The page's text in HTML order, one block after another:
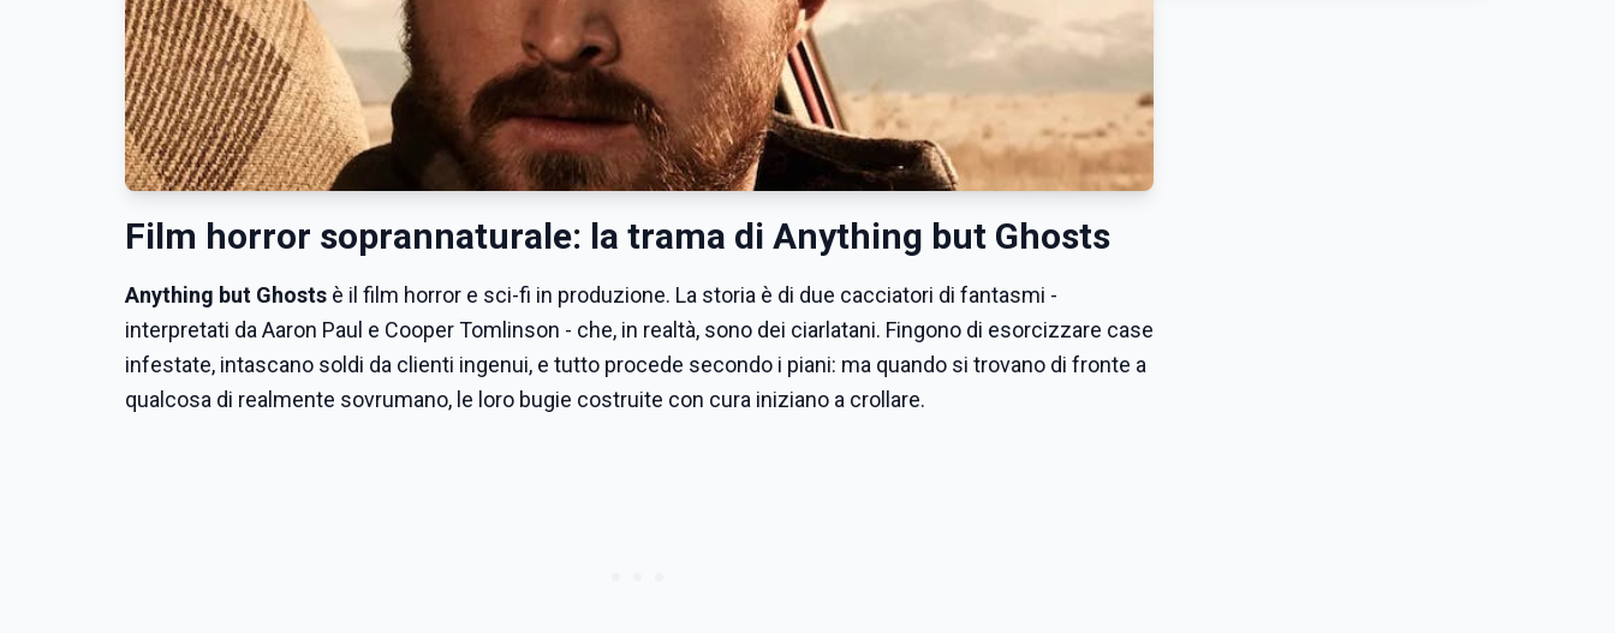
Film horror soprannaturale: la trama di Anything but Ghosts
Anything but Ghosts è il film horror e sci-fi in produzione. La storia è di due cacciatori di fantasmi -
interpretati da Aaron Paul e Cooper Tomlinson - che, in realtà, sono dei ciarlatani. Fingono di esorcizzare case
infestate, intascano soldi da clienti ingenui, e tutto procede secondo i piani: ma quando si trovano di fronte a
qualcosa di realmente sovrumano, le loro bugie costruite con cura iniziano a crollare.